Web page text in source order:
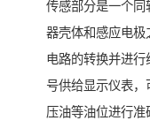
传感部分是一个同
器壳体和感应电极
电路的转换并进行
号供给显示仪表
压油等油位进行